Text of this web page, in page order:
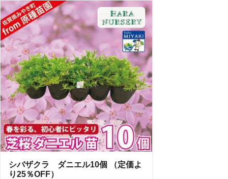
シバザクラ ダニエル10個 （定価よ
り25％OFF）